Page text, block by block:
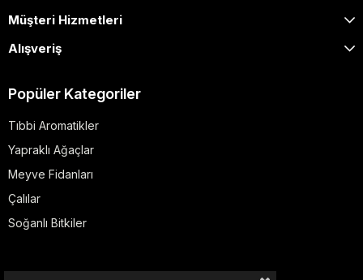
Müşteri Hizmetleri
Alışveriş
Popüler Kategoriler
Tıbbi Aromatikler
Yapraklı Ağaçlar
Meyve Fidanları
Çalılar
Soğanlı Bitkiler